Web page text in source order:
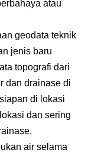
atau
geodata teknik
jenis baru
topografi dari
dan drainase di
di lokasi
dan sering
air selama